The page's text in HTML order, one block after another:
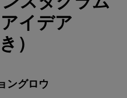
イデア
）
ングロウ